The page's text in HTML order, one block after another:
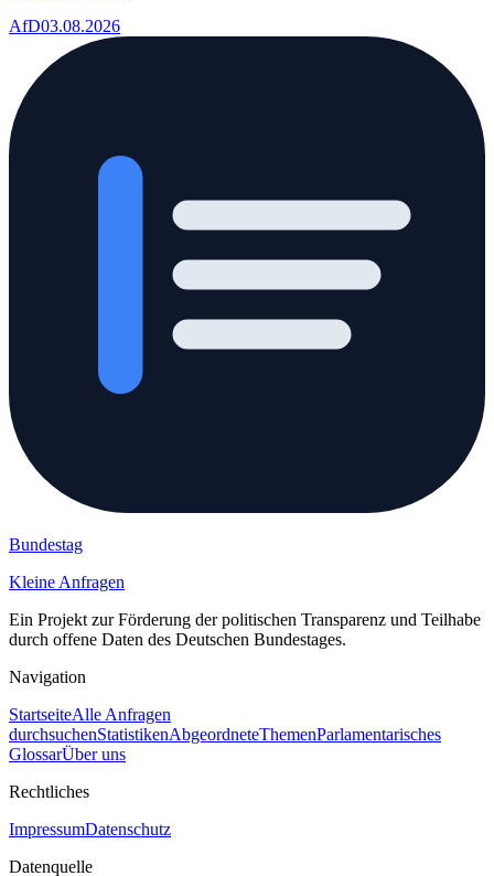
AfD03.08.2026
Bundestag
Kleine Anfragen
Ein Projekt zur Förderung der politischen Transparenz und Teilhabe
durch offene Daten des Deutschen Bundestages.
Navigation
StartseiteAlle Anfragen
durchsuchenStatistikenAbgeordneteThemenParlamentarisches
GlossarÜber uns
Rechtliches
ImpressumDatenschutz
Datenquelle